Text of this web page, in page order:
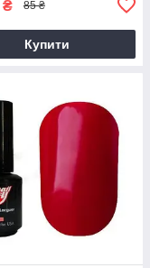
₴ 85 ₴
Купити